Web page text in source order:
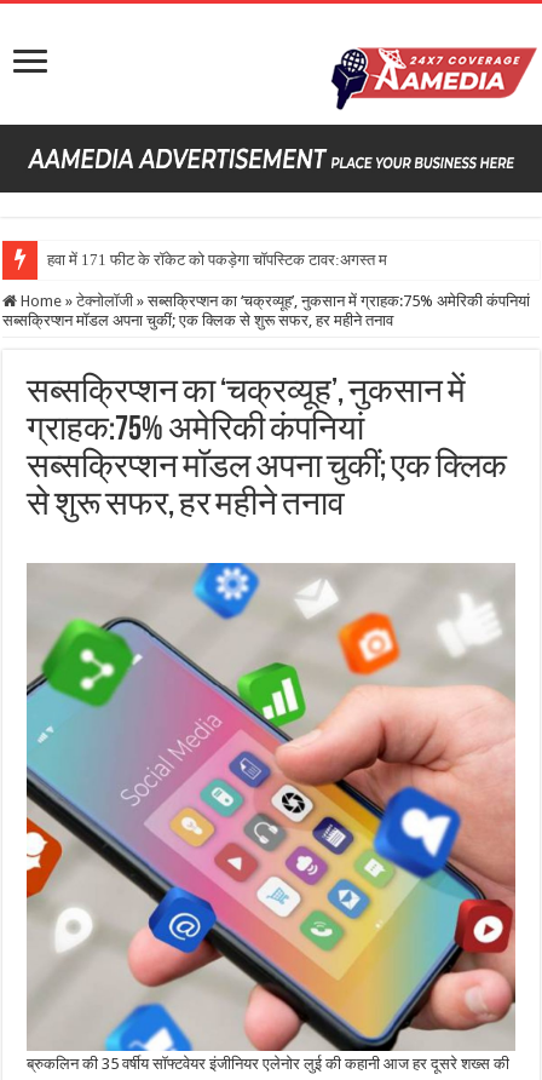
हवा में 171 फीट के रॉकेट को पकड़ेगा चॉपस्टिक टावर:अगस्त में स्टारशिप
Home » टेक्नोलॉजी » सब्सक्रिप्शन का ‘चक्रव्यूह’, नुकसान में ग्राहक:75% अमेरिकी कंपनियां
सब्सक्रिप्शन मॉडल अपना चुकीं; एक क्लिक से शुरू सफर, हर महीने तनाव
सब्सक्रिप्शन का ‘चक्रव्यूह’, नुकसान में
ग्राहक:75% अमेरिकी कंपनियां
सब्सक्रिप्शन मॉडल अपना चुकीं; एक क्लिक
से शुरू सफर, हर महीने तनाव
ब्रुकलिन की 35 वर्षीय सॉफ्टवेयर इंजीनियर एलेनोर लुई की कहानी आज हर दूसरे शख्स की